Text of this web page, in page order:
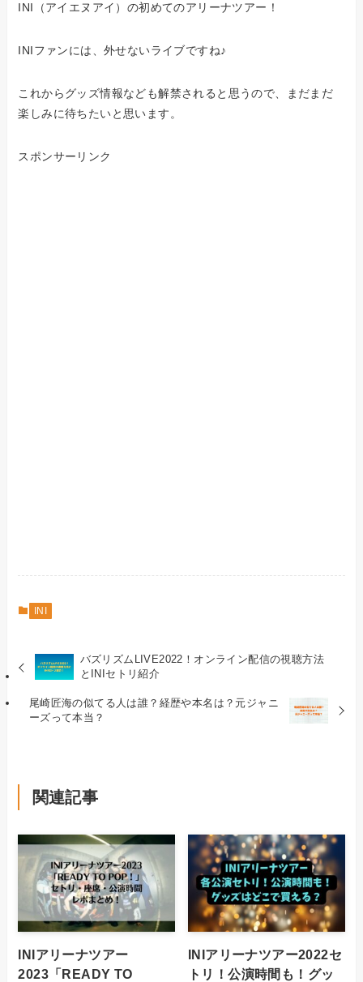
INI（アイエヌアイ）の初めてのアリーナツアー！
INIファンには、外せないライブですね♪
これからグッズ情報なども解禁されると思うので、まだまだ
楽しみに待ちたいと思います。
スポンサーリンク
INI
バズリズムLIVE2022！オンライン配信の視聴方法
とINIセトリ紹介
尾崎匠海の似てる人は誰？経歴や本名は？元ジャニ
ーズって本当？
関連記事
INIアリーナツアー
2023「READY TO
INIアリーナツアー2022セ
トリ！公演時間も！グッ